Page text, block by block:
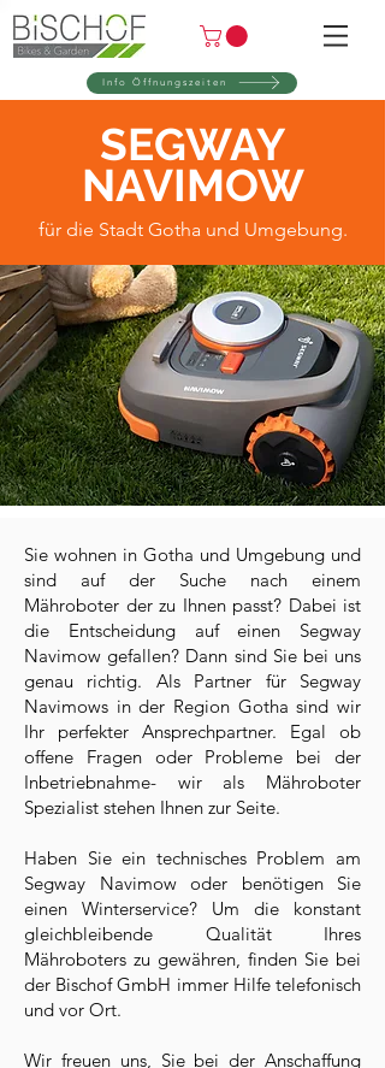
Info Öffnungszeiten
SEGWAY
NAVIMOW
für die Stadt Gotha und Umgebung.
Sie wohnen in Gotha und Umgebung und
sind auf der Suche nach einem
Mähroboter der zu Ihnen passt? Dabei ist
die Entscheidung auf einen Segway
Navimow gefallen? Dann sind Sie bei uns
genau richtig. Als Partner für Segway
Navimows in der Region Gotha sind wir
Ihr perfekter Ansprechpartner. Egal ob
offene Fragen oder Probleme bei der
Inbetriebnahme- wir als Mähroboter
Spezialist stehen Ihnen zur Seite.
Haben Sie ein technisches Problem am
Segway Navimow oder benötigen Sie
einen Winterservice? Um die konstant
gleichbleibende Qualität Ihres
Mähroboters zu gewähren, finden Sie bei
der Bischof GmbH immer Hilfe telefonisch
und vor Ort.
Wir freuen uns, Sie bei der Anschaffung